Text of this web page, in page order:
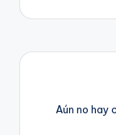
Aún no hay